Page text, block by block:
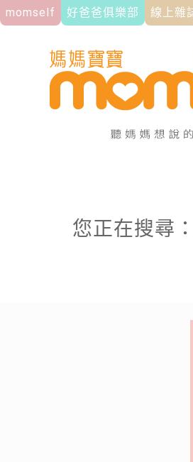
momself 好爸爸俱樂部 線上雜
您正在搜尋